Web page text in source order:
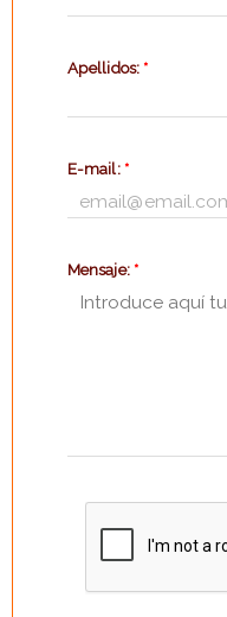
Apellidos: *
E-mail: *
Mensaje: *